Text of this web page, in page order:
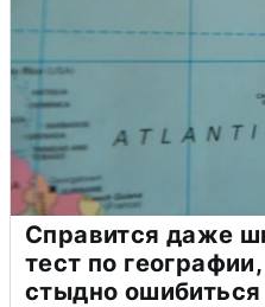
Справится даже
тест по
стыдно ошибиться